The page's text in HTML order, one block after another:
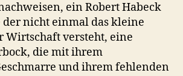
ein Robert Habeck
nicht einmal das kleine
Wirtschaft versteht, eine
die mit ihrem
und ihrem fehlenden